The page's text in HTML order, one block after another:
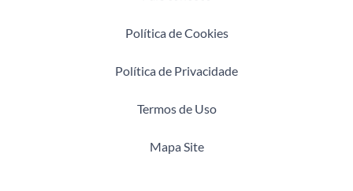
Política de Cookies
Política de Privacidade
Termos de Uso
Mapa Site